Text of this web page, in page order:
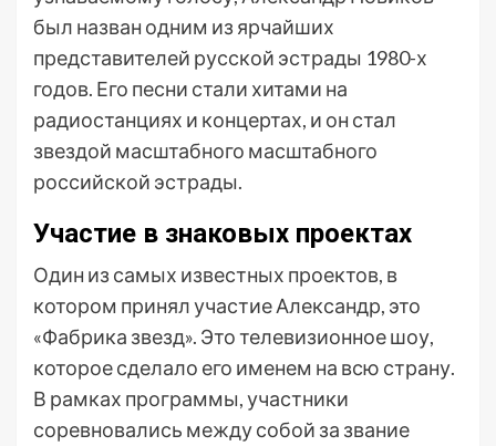
был назван одним из ярчайших
представителей русской эстрады 1980-х
годов. Его песни стали хитами на
радиостанциях и концертах, и он стал
звездой масштабного масштабного
российской эстрады.
Участие в знаковых проектах
Один из самых известных проектов, в
котором принял участие Александр, это
«Фабрика звезд». Это телевизионное шоу,
которое сделало его именем на всю страну.
В рамках программы, участники
соревновались между собой за звание